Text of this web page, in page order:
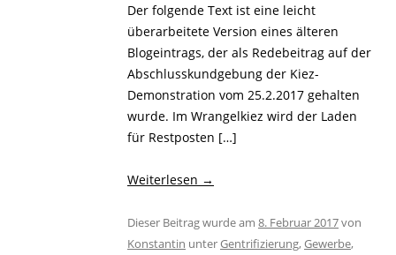
Der folgende Text ist eine leicht
überarbeitete Version eines älteren
Blogeintrags, der als Redebeitrag auf der
Abschlusskundgebung der Kiez-
Demonstration vom 25.2.2017 gehalten
wurde. Im Wrangelkiez wird der Laden
für Restposten […]
Weiterlesen →
Dieser Beitrag wurde am 8. Februar 2017von
Konstantin unterGentrifizierung,Gewerbe,